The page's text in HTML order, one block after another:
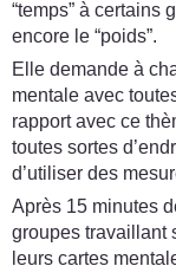
“temps” à certains
encore le “poids”.
Elle demande à
mentale avec
rapport avec ce
toutes sortes
d’utiliser des
Après 15 minutes
groupes travaillant
leurs cartes